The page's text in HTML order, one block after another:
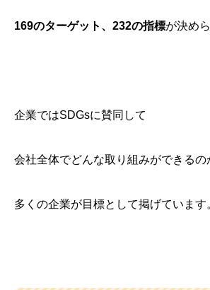
169のターゲット、232の指標が決め
企業ではSDGsに賛同して
会社全体でどんな取り組みができるの
多くの企業が目標として掲げています